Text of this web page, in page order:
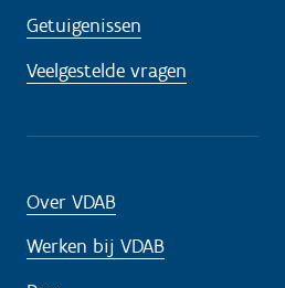
Getuigenissen
Veelgestelde vragen
Over VDAB
Werken bij VDAB